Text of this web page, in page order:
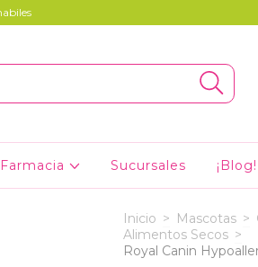
Farmacia Sucursales ¡Blog!
Inicio > Mascotas >
Alimentos Secos >
Royal Canin